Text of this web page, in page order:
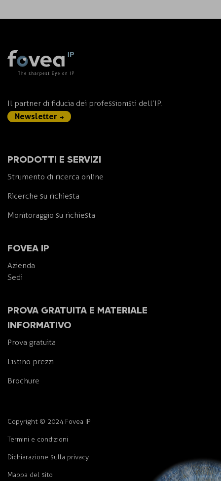
Il partner di fiducia dei professionisti dell’IP.
Newsletter
PRODOTTI E SERVIZI
Strumento di ricerca online
Ricerche su richiesta
Monitoraggio su richiesta
FOVEA IP
Azienda
Sedi
PROVA GRATUITA E MATERIALE
INFORMATIVO
Prova gratuita
Listino prezzi
Brochure
Copyright © 2024 Fovea IP
Termini e condizioni
Dichiarazione sulla privacy
Mappa del sito